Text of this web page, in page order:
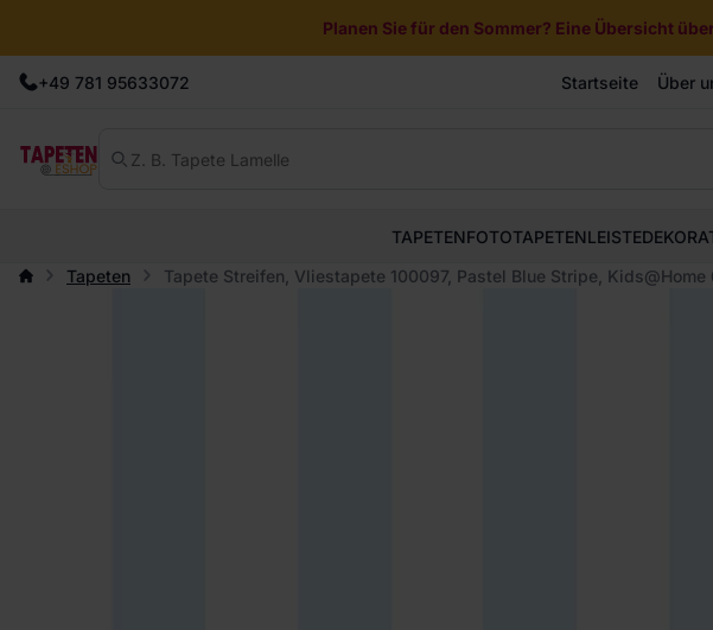
Planen Sie für den Sommer? Eine Übersicht
+49 781 95633072 Startseite Über
TAPETENFOTOTAPETENLEISTE
Tapeten
Tapete Streifen, Vliestapete 100097, Pastel Blue Stripe, Kids@Home